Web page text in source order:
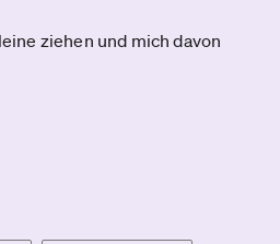
ziehen und mich davon